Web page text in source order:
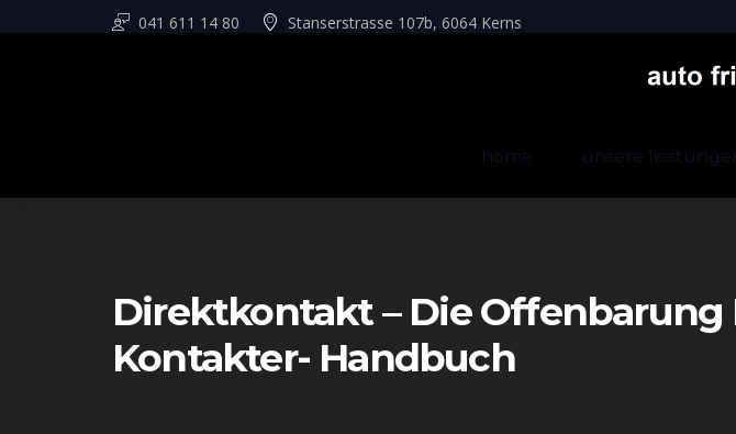
041 611 14 80 Stanserstrasse 107b, 6064 Kerns
home unsere
Direktkontakt – Die Offenbarung
Kontakter- Handbuch